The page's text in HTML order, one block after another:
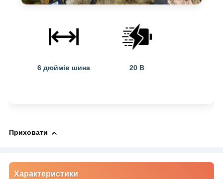
6 дюймів шина 20 В
Приховати
Характеристики